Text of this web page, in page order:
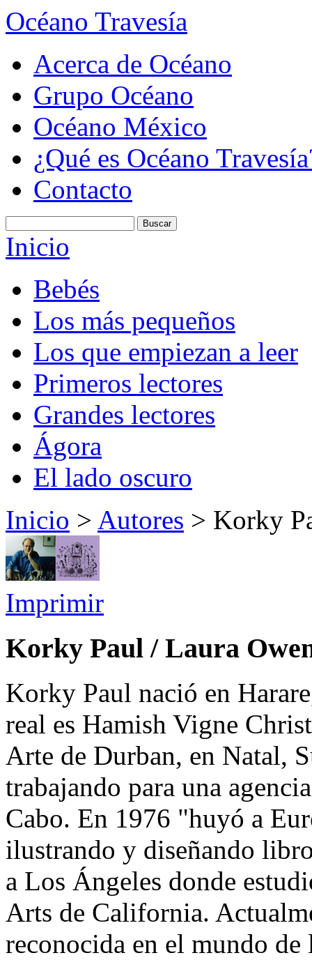
Océano Travesía
Acerca de Océano
Grupo Océano
Océano México
¿Qué es Océano
Contacto
Inicio
Bebés
Los más pequeños
Los que empiezan a leer
Primeros lectores
Grandes lectores
Ágora
El lado oscuro
Inicio > Autores > Korky
Imprimir
Korky Paul / Laura
Korky Paul nació en
real es Hamish Vigne
Arte de Durban, en Natal,
trabajando para una
Cabo. En 1976 "huyó a
ilustrando y diseñando
a Los Ángeles donde
Arts de California.
reconocida en el mundo